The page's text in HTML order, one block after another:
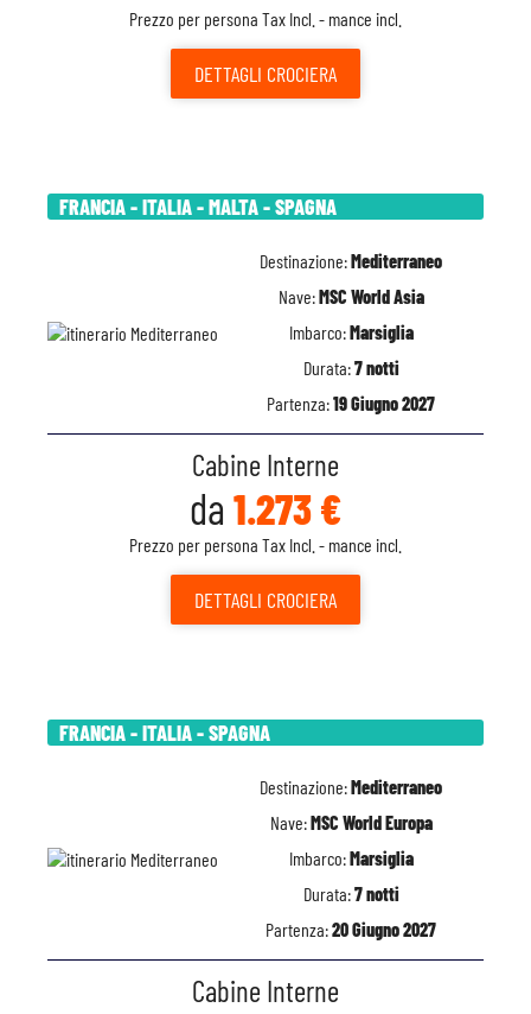
Prezzo per persona Tax Incl. - mance incl.
DETTAGLI CROCIERA
FRANCIA - ITALIA - MALTA - SPAGNA
Destinazione:Mediterraneo
Nave:MSC World Asia
Imbarco:Marsiglia
Durata:7 notti
Partenza:19 Giugno 2027
Cabine Interne
da 1.273 €
Prezzo per persona Tax Incl. - mance incl.
DETTAGLI CROCIERA
FRANCIA - ITALIA - SPAGNA
Destinazione:Mediterraneo
Nave:MSC World Europa
Imbarco:Marsiglia
Durata:7 notti
Partenza:20 Giugno 2027
Cabine Interne